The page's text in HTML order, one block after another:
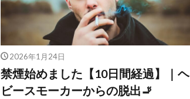
2026年1月24日
禁煙始めました【10日間経過】｜ヘ
ビースモーカーからの脱出🚬